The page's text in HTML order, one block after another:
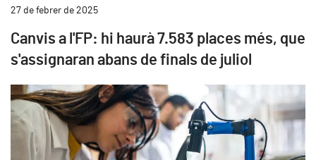
27 de febrer de 2025
Canvis a l'FP: hi haurà 7.583 places més, que
s'assignaran abans de finals de juliol